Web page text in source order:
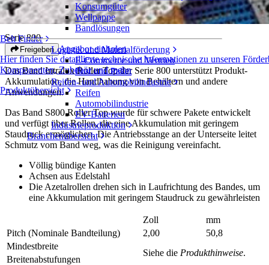
Belt Finder
Hier finden Sie detaillierte technische Informationen zu unseren
Komponenten, Zubehör und mehr
Produktübersicht
Konsumgüter
Wellpappe
Bandlösungen
Logistik und Materialförderung
E-Commerce und Vertrieb
Post und Paket
Reifen- und Automobilindustrie
Reifen
Automobilindustrie
EV-Batterien
Industrieproduktion
Branchenübersicht
Roller Top™
Serie 800
Freigeben Angebot einholen
Das Band Intralox Roller Top der Serie 800 unterstützt Produkt-
Akkumulation, die Handhabung von Behältern und andere
Anwendungen.
Das Band S800 Roller Top wurde für schwere Pakete entwickelt
und verfügt über Rollen, die eine Akkumulation mit geringem
Staudruck ermöglichen. Die Antriebsstange an der Unterseite leitet
Schmutz vom Band weg, was die Reinigung vereinfacht.
Völlig bündige Kanten
Achsen aus Edelstahl
Die Azetalrollen drehen sich in Laufrichtung des Bandes, um
eine Akkumulation mit geringem Staudruck zu gewährleisten
Zoll
mm
Pitch (Nominale Bandteilung)
2,00
50,8
Mindestbreite
Siehe die Produkthinweise.
Breitenabstufungen